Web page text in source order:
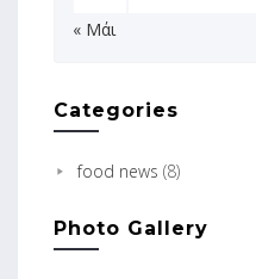
« Μάι
Categories
food news (8)
Photo Gallery